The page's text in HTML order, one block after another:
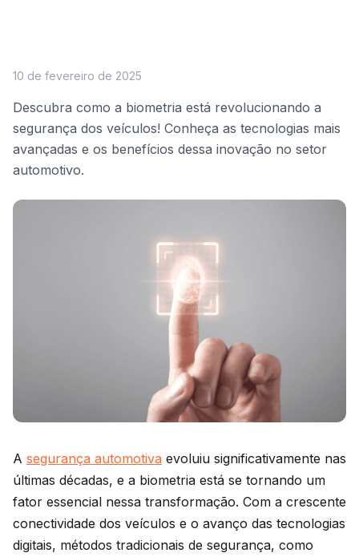
10 de fevereiro de 2025
Descubra como a biometria está revolucionando a
segurança dos veículos! Conheça as tecnologias mais
avançadas e os benefícios dessa inovação no setor
automotivo.
A segurança automotiva evoluiu significativamente nas
últimas décadas, e a biometria está se tornando um
fator essencial nessa transformação. Com a crescente
conectividade dos veículos e o avanço das tecnologias
digitais, métodos tradicionais de segurança, como